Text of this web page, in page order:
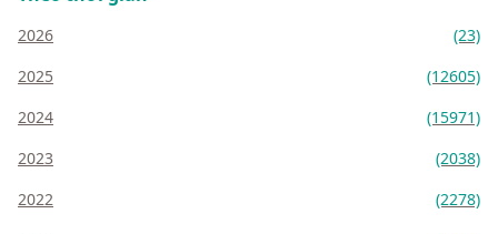
2026
(23)
2025
(12605)
2024
(15971)
2023
(2038)
2022
(2278)